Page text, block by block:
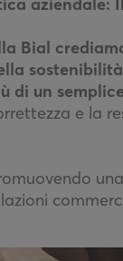
Bial
di un
e la
una